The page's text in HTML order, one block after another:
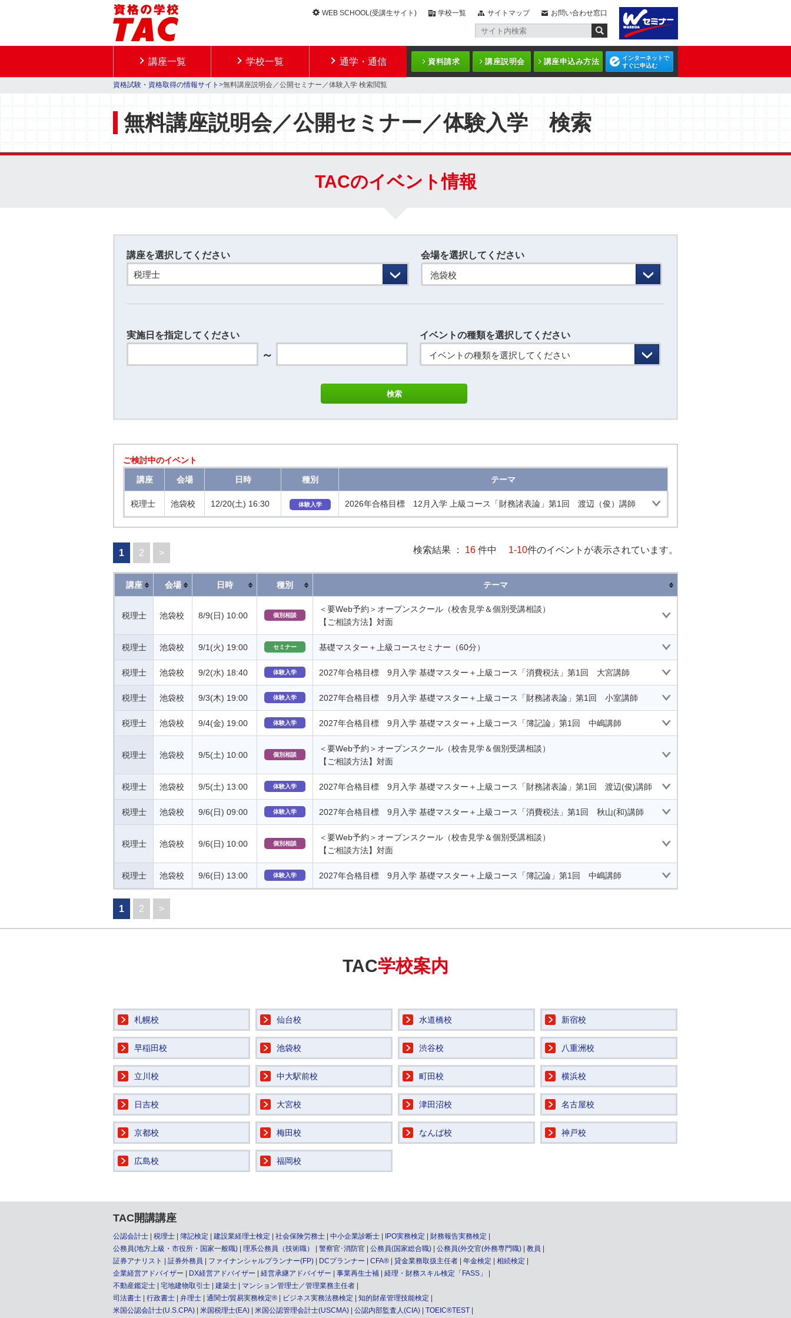
WEB SCHOOL(受講生サイト) 学校一覧 サイトマップ お問い合わせ窓口
講座一覧 学校一覧 通学・通信 資料請求 講座説明会 講座申込み方法
インターネットで
すぐに申込む
資格試験・資格取得の情報サイト >無料講座説明会／公開セミナー／体験入学 検索閲覧
無料講座説明会／公開セミナー／体験入学 検索
TACのイベント情報
講座を選択してください
会場を選択してください
池袋校
実施日を指定してください
～
イベントの種類を選択してください
イベントの種類を選択してください
ご検討中のイベント
講座 会場 日時 種別 テーマ
税理士 池袋校 12/20(土) 16:30 体験入学 2026年合格目標 12月入学 上級コース「財務諸表論」第1回 渡辺（俊）講師
1 2 > 検索結果 ： 16 件中 1-10件のイベントが表示されています。
講座 会場 日時 種別 テーマ
税理士 池袋校 8/9(日) 10:00 個別相談
＜要Web予約＞オープンスクール（校舎見学＆個別受講相談）
【ご相談方法】対面
税理士 池袋校 9/1(火) 19:00 セミナー 基礎マスター＋上級コースセミナー（60分）
税理士 池袋校 9/2(水) 18:40 体験入学 2027年合格目標 9月入学 基礎マスター＋上級コース「消費税法」第1回 大宮講師
税理士 池袋校 9/3(木) 19:00 体験入学 2027年合格目標 9月入学 基礎マスター＋上級コース「財務諸表論」第1回 小室講師
税理士 池袋校 9/4(金) 19:00 体験入学 2027年合格目標 9月入学 基礎マスター＋上級コース「簿記論」第1回 中嶋講師
税理士 池袋校 9/5(土) 10:00 個別相談
＜要Web予約＞オープンスクール（校舎見学＆個別受講相談）
【ご相談方法】対面
税理士 池袋校 9/5(土) 13:00 体験入学 2027年合格目標 9月入学 基礎マスター＋上級コース「財務諸表論」第1回 渡辺(俊)講師
税理士 池袋校 9/6(日) 09:00 体験入学 2027年合格目標 9月入学 基礎マスター＋上級コース「消費税法」第1回 秋山(和)講師
税理士 池袋校 9/6(日) 10:00 個別相談
＜要Web予約＞オープンスクール（校舎見学＆個別受講相談）
【ご相談方法】対面
税理士 池袋校 9/6(日) 13:00 体験入学 2027年合格目標 9月入学 基礎マスター＋上級コース「簿記論」第1回 中嶋講師
1 2 >
TAC学校案内
札幌校 仙台校 水道橋校 新宿校
早稲田校 池袋校 渋谷校 八重洲校
立川校 中大駅前校 町田校 横浜校
日吉校 大宮校 津田沼校 名古屋校
京都校 梅田校 なんば校 神戸校
広島校 福岡校
TAC開講講座
公認会計士 税理士 簿記検定 建設業経理士検定 社会保険労務士 中小企業診断士 IPO実務検定
財務報告実務検定
公務員(地方上級・市役所・国家一般職)
理系公務員（技術職） 警察官･消防官 公務員(国家総合職) 公務員(外交官(外務専門職)
教員
証券アナリスト
証券外務員 ファイナンシャルプランナー(FP) DCプランナー CFA® 貸金業務取扱主任者 年金検定
相続検定
企業経営アドバイザー
DX経営アドバイザー 経営承継アドバイザー 事業再生士補
経理・財務スキル検定「FASS」
不動産鑑定士
宅地建物取引士 建築士
マンション管理士／管理業務主任者
司法書士
行政書士 弁理士 通関士/貿易実務検定® ビジネス実務法務検定
知的財産管理技能検定
米国公認会計士(U.S.CPA)
米国税理士(EA) 米国公認管理会計士(USCMA) 公認内部監査人(CIA) TOEIC®TEST